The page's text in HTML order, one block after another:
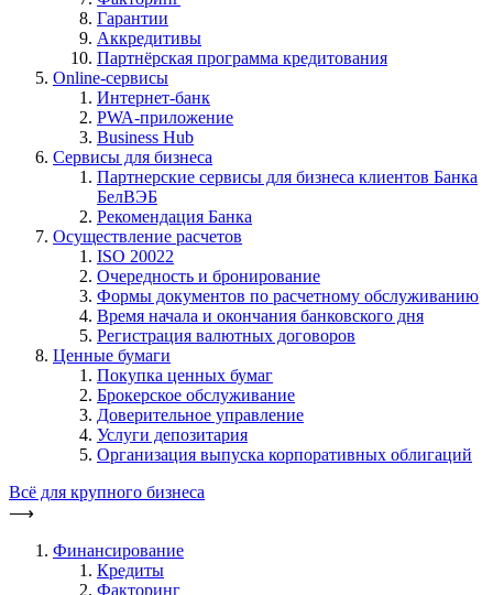
Гарантии
Аккредитивы
Партнёрская программа кредитования
Online-сервисы
Интернет-банк
PWA-приложение
Business Hub
Сервисы для бизнеса
Партнерские сервисы для бизнеса клиентов Банка
БелВЭБ
Рекомендация Банка
Осуществление расчетов
ISO 20022
Очередность и бронирование
Формы документов по расчетному обслуживанию
Время начала и окончания банковского дня
Регистрация валютных договоров
Ценные бумаги
Покупка ценных бумаг
Брокерское обслуживание
Доверительное управление
Услуги депозитария
Организация выпуска корпоративных облигаций
Всё для крупного бизнеса
⟶
Финансирование
Кредиты
Факторинг